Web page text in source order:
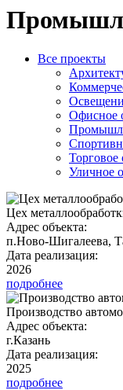
Все проекты
Офисное
Торговое
Уличное
Цех
Адрес объекта:
п.Ново-Шигалеева,
Дата реализация:
2026
подробнее
Производство
Адрес объекта:
г.Казань
Дата реализация:
2025
подробнее